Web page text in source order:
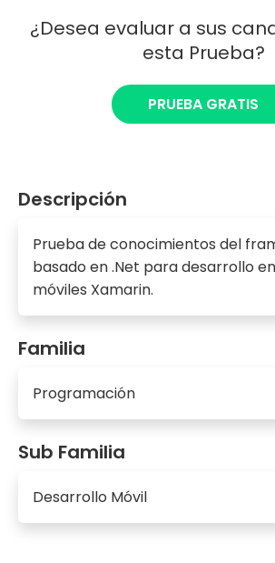
¿Desea evaluar a sus
esta Prueba?
PRUEBA GRATIS
Descripción
Prueba de conocimientos del
basado en .Net para desarrollo
móviles Xamarin.
Familia
Programación
Sub Familia
Desarrollo Móvil